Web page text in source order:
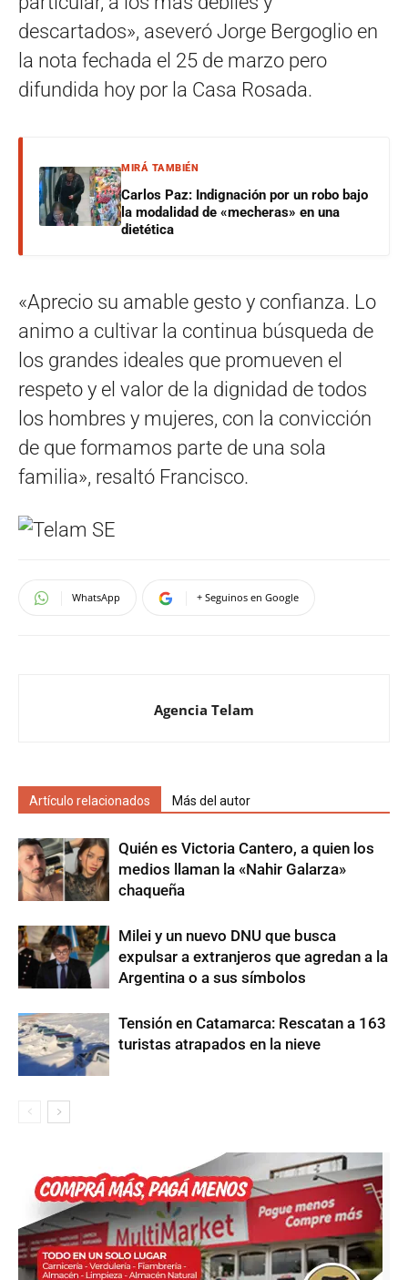
descartados», aseveró Jorge Bergoglio en
la nota fechada el 25 de marzo pero
difundida hoy por la Casa Rosada.
MIRÁ TAMBIÉN
Carlos Paz: Indignación por un robo bajo
la modalidad de «mecheras» en una
dietética
«Aprecio su amable gesto y confianza. Lo
animo a cultivar la continua búsqueda de
los grandes ideales que promueven el
respeto y el valor de la dignidad de todos
los hombres y mujeres, con la convicción
de que formamos parte de una sola
familia», resaltó Francisco.
WhatsApp + Seguinos en Google
Agencia Telam
Artículo relacionados Más del autor
Quién es Victoria Cantero, a quien los
medios llaman la «Nahir Galarza»
chaqueña
Milei y un nuevo DNU que busca
expulsar a extranjeros que agredan a la
Argentina o a sus símbolos
Tensión en Catamarca: Rescatan a 163
turistas atrapados en la nieve